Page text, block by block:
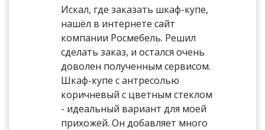
Искал, где заказать шкаф-купе,
нашёл в интернете сайт
компании Росмебель. Решил
сделать заказ, и остался очень
доволен полученным сервисом.
Шкаф-купе с антресолью
коричневый с цветным стеклом
- идеальный вариант для моей
прихожей. Он добавляет много